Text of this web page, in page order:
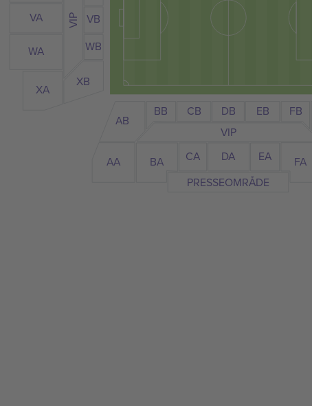
CB DB EB
AB
BB FB
CA DA EA
BA FA
AA
VB
WB
XB
VA
WA
XA
VIP
VIP
PRESSEOMRÅDE